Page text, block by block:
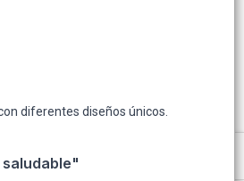
diferentes diseños únicos.